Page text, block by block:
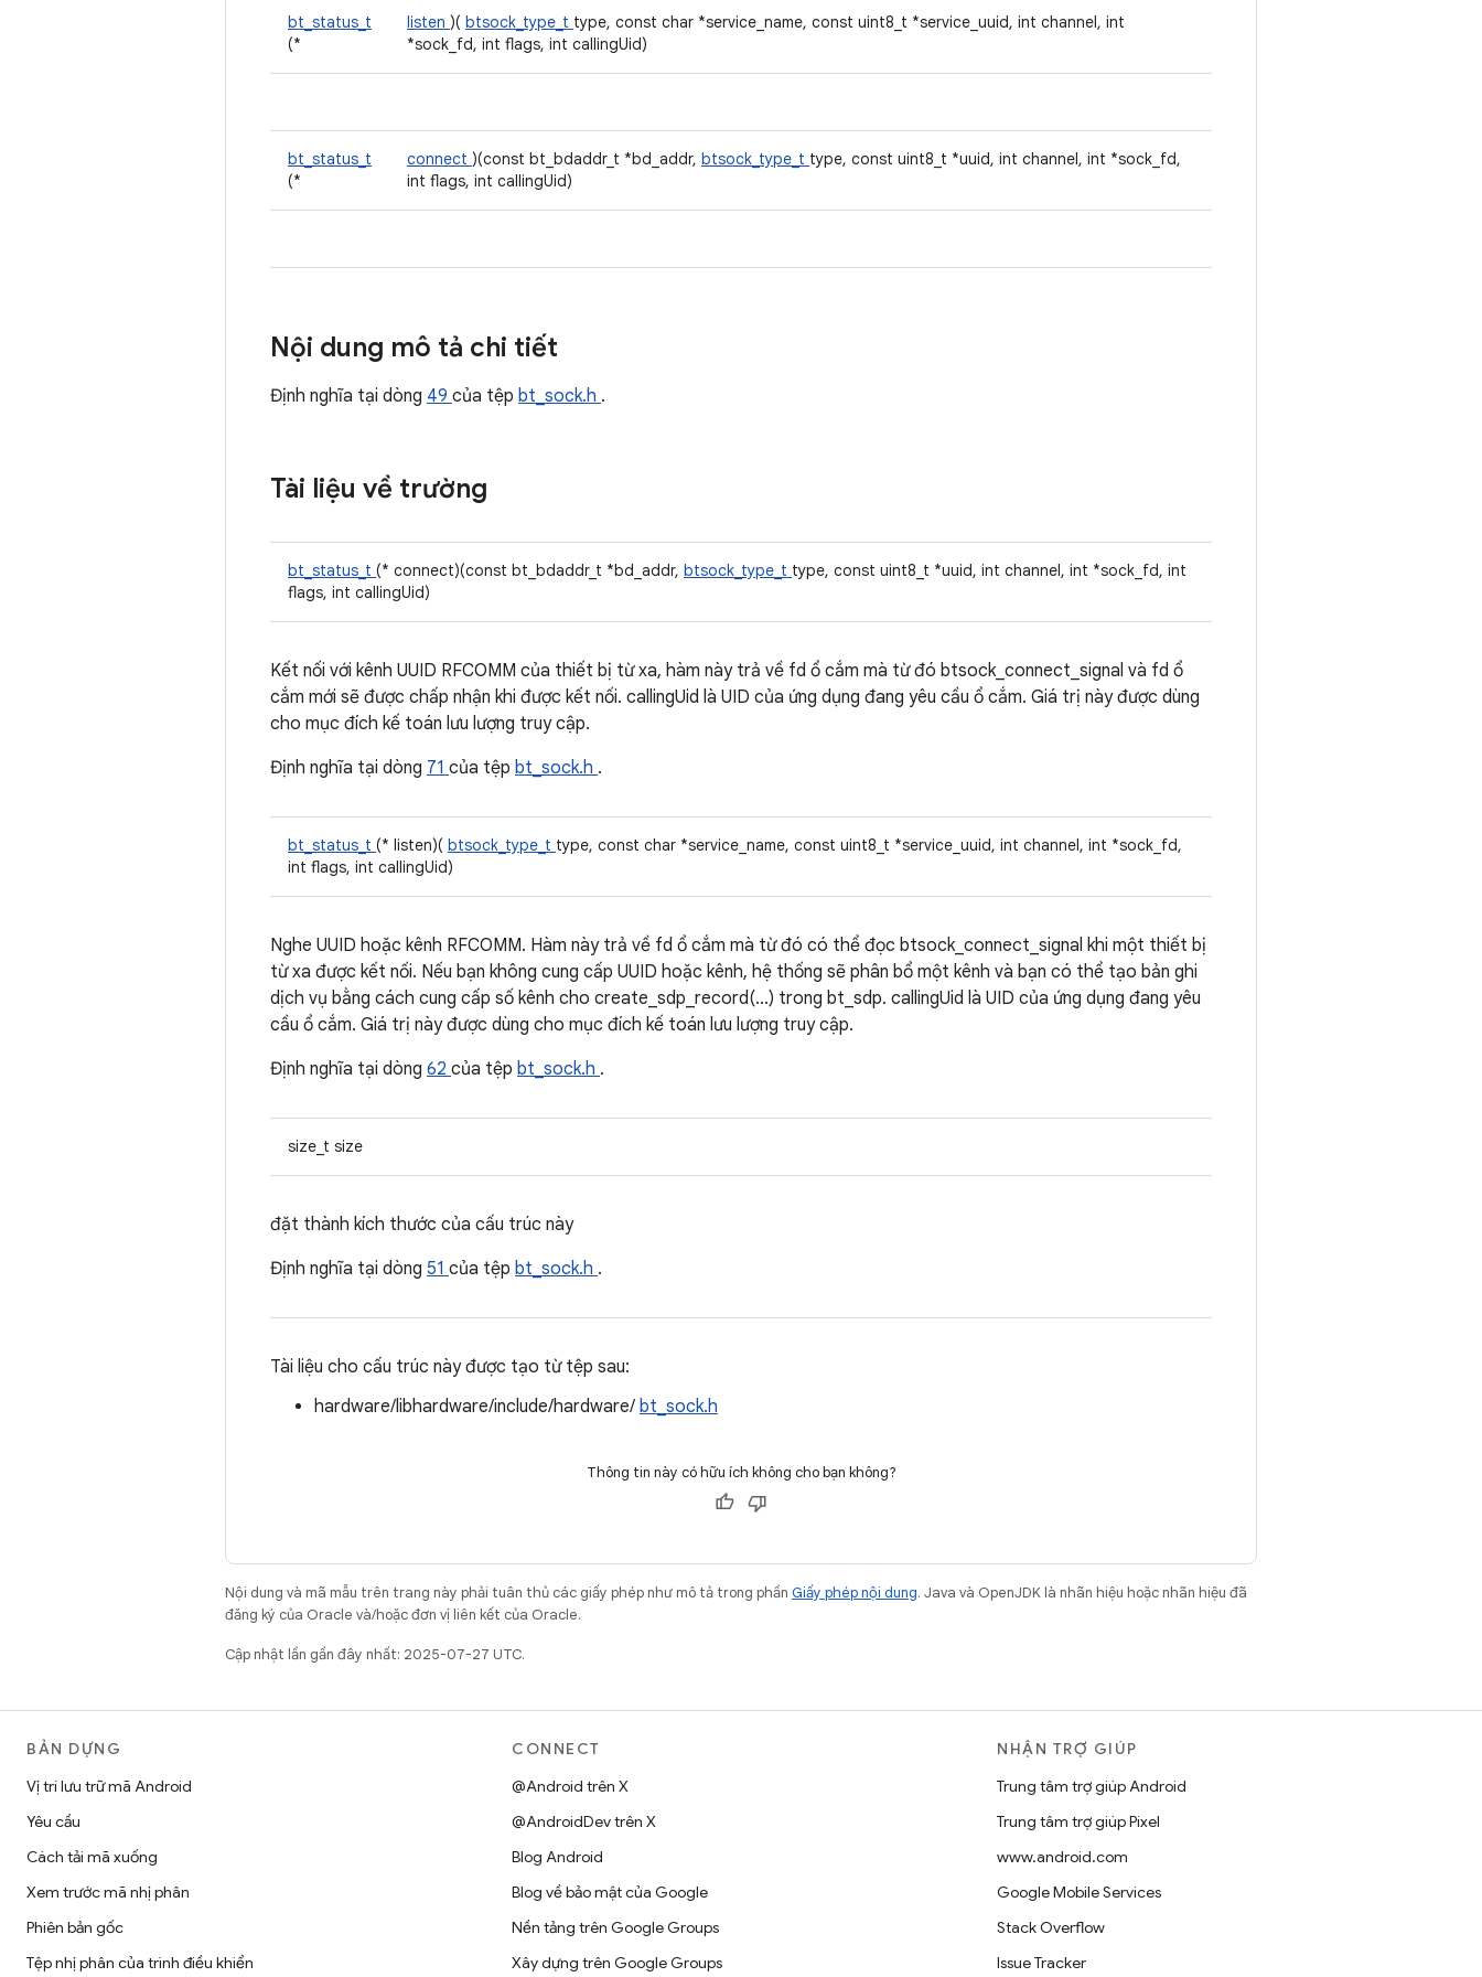
bt_status_t
(*
listen )( btsock_type_t type, const char *service_name, const uint8_t *service_uuid, int channel, int
*sock_fd, int flags, int callingUid)
bt_status_t
(*
connect )(const bt_bdaddr_t *bd_addr, btsock_type_t type, const uint8_t *uuid, int channel, int *sock_fd,
int flags, int callingUid)
Nội dung mô tả chi tiết
Định nghĩa tại dòng 49 của tệp bt_sock.h .
Tài liệu về trường
bt_status_t (* connect)(const bt_bdaddr_t *bd_addr, btsock_type_t type, const uint8_t *uuid, int channel, int *sock_fd, int
flags, int callingUid)
Kết nối với kênh UUID RFCOMM của thiết bị từ xa, hàm này trả về fd ổ cắm mà từ đó btsock_connect_signal và fd ổ
cắm mới sẽ được chấp nhận khi được kết nối. callingUid là UID của ứng dụng đang yêu cầu ổ cắm. Giá trị này được dùng
cho mục đích kế toán lưu lượng truy cập.
Định nghĩa tại dòng 71 của tệp bt_sock.h .
bt_status_t (* listen)( btsock_type_t type, const char *service_name, const uint8_t *service_uuid, int channel, int *sock_fd,
int flags, int callingUid)
Nghe UUID hoặc kênh RFCOMM. Hàm này trả về fd ổ cắm mà từ đó có thể đọc btsock_connect_signal khi một thiết bị
từ xa được kết nối. Nếu bạn không cung cấp UUID hoặc kênh, hệ thống sẽ phân bổ một kênh và bạn có thể tạo bản ghi
dịch vụ bằng cách cung cấp số kênh cho create_sdp_record(...) trong bt_sdp. callingUid là UID của ứng dụng đang yêu
cầu ổ cắm. Giá trị này được dùng cho mục đích kế toán lưu lượng truy cập.
Định nghĩa tại dòng 62 của tệp bt_sock.h .
size_t size
đặt thành kích thước của cấu trúc này
Định nghĩa tại dòng 51 của tệp bt_sock.h .
Tài liệu cho cấu trúc này được tạo từ tệp sau:
hardware/libhardware/include/hardware/ bt_sock.h
Thông tin này có hữu ích không cho bạn không?
Nội dung và mã mẫu trên trang này phải tuân thủ các giấy phép như mô tả trong phần Giấy phép nội dung. Java và OpenJDK là nhãn hiệu hoặc nhãn hiệu đã
đăng ký của Oracle và/hoặc đơn vị liên kết của Oracle.
Cập nhật lần gần đây nhất: 2025-07-27 UTC.
BẢN DỰNG
Vị trí lưu trữ mã Android
Yêu cầu
Cách tải mã xuống
Xem trước mã nhị phân
Phiên bản gốc
Tệp nhị phân của trình điều khiển
CONNECT
@Android trên X
@AndroidDev trên X
Blog Android
Blog về bảo mật của Google
Nền tảng trên Google Groups
Xây dựng trên Google Groups
NHẬN TRỢ GIÚP
Trung tâm trợ giúp Android
Trung tâm trợ giúp Pixel
www.android.com
Google Mobile Services
Stack Overflow
Issue Tracker